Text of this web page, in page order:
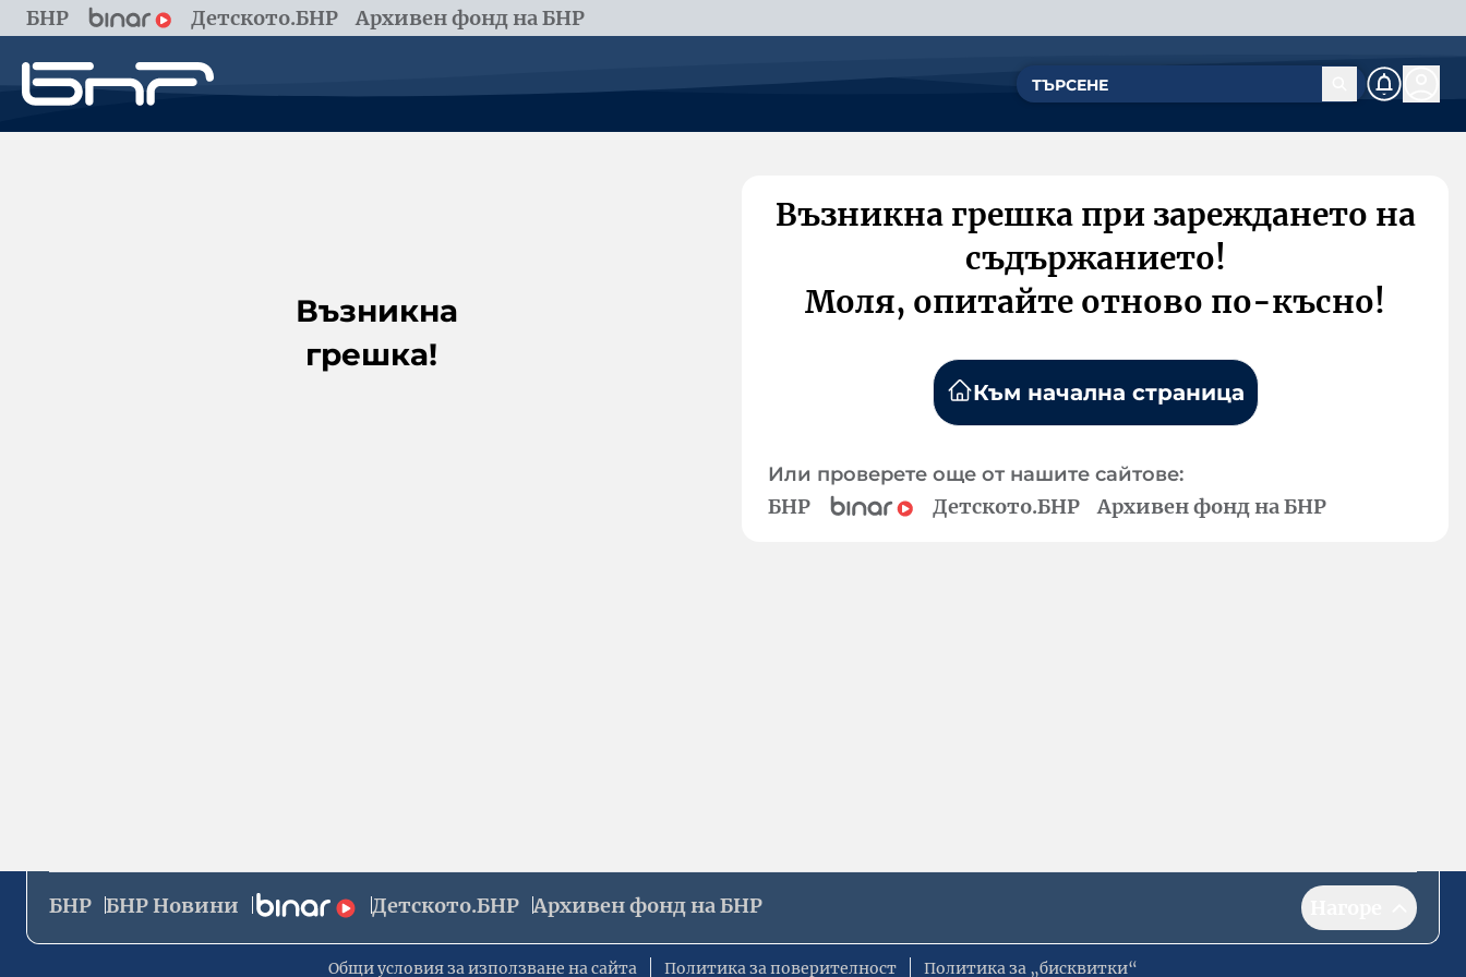
БНР Детското.БНР Архивен фонд на БНР
Възникна
грешка!
Възникна грешка при зареждането на
съдържанието!
Моля, опитайте отново по-късно!
Към начална страница
Или проверете още от нашите сайтове:
БНР Детското.БНР Архивен фонд на БНР
БНР БНР Новини Детското.БНР Архивен фонд на БНР
Общи условия за използване на сайта Политика за поверителност Политика за „бисквитки“